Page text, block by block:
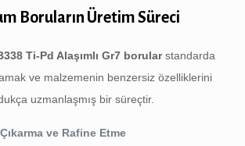
Boruların Üretim Süreci
Ti-Pd Alaşımlı Gr7 borularstandarda
ve malzemenin benzersiz özelliklerini
uzmanlaşmış bir süreçtir.
ve Rafine Etme